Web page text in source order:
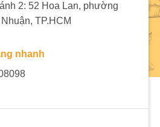
2: 52 Hoa Lan, phường
TP.HCM
nhanh